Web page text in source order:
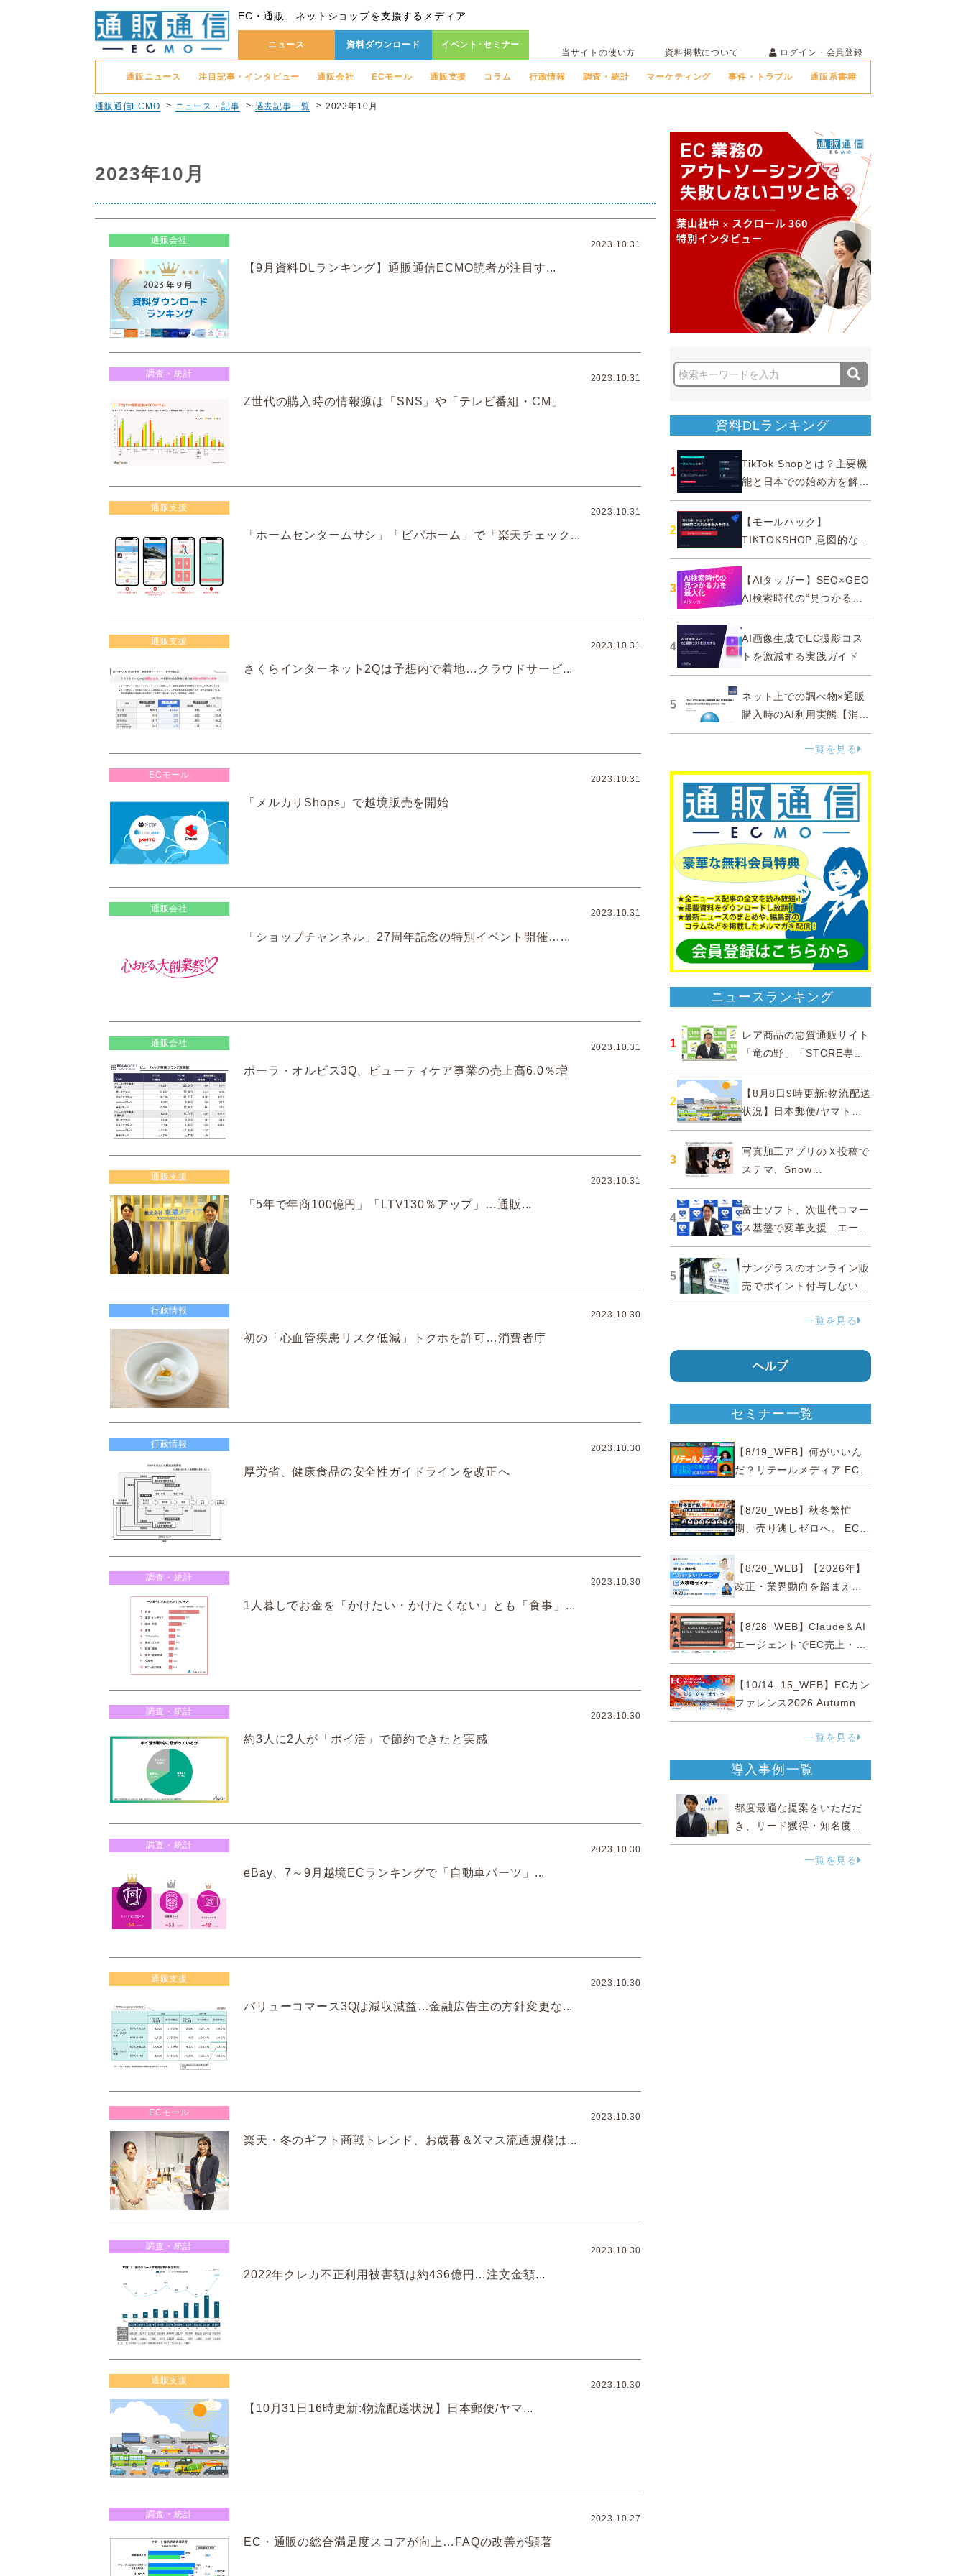
EC・通販、ネットショップを支援するメディア
ニュース 資料ダウンロード イベント･セミナー
当サイトの使い方 資料掲載について ログイン・会員登録
通販ニュース 注目記事・インタビュー 通販会社 ECモール 通販支援 コラム 行政情報 調査・統計 マーケティング 事件・トラブル 通販系書籍
通販通信ECMO ニュース・記事 過去記事一覧 2023年10月
2023年10月
通販会社 2023.10.31
【9月資料DLランキング】通販通信ECMO読者が注目す...
調査・統計 2023.10.31
Z世代の購入時の情報源は「SNS」や「テレビ番組・CM」
通販支援 2023.10.31
「ホームセンタームサシ」「ビバホーム」で「楽天チェック...
通販支援 2023.10.31
さくらインターネット2Qは予想内で着地…クラウドサービ...
ECモール 2023.10.31
「メルカリShops」で越境販売を開始
通販会社 2023.10.31
「ショップチャンネル」27周年記念の特別イベント開催…...
通販会社 2023.10.31
ポーラ・オルビス3Q、ビューティケア事業の売上高6.0％増
通販支援 2023.10.31
「5年で年商100億円」「LTV130％アップ」…通販...
行政情報 2023.10.30
初の「心血管疾患リスク低減」トクホを許可…消費者庁
行政情報 2023.10.30
厚労省、健康食品の安全性ガイドラインを改正へ
調査・統計 2023.10.30
1人暮しでお金を「かけたい・かけたくない」とも「食事」...
調査・統計 2023.10.30
約3人に2人が「ポイ活」で節約できたと実感
調査・統計 2023.10.30
eBay、7～9月越境ECランキングで「自動車パーツ」...
通販支援 2023.10.30
バリューコマース3Qは減収減益…金融広告主の方針変更な...
ECモール 2023.10.30
楽天・冬のギフト商戦トレンド、お歳暮＆Xマス流通規模は...
調査・統計 2023.10.30
2022年クレカ不正利用被害額は約436億円…注文金額...
通販支援 2023.10.30
【10月31日16時更新:物流配送状況】日本郵便/ヤマ...
調査・統計 2023.10.27
EC・通販の総合満足度スコアが向上…FAQの改善が顕著
資料DLランキング
1
TikTok Shopとは？主要機
能と日本での始め方を解説
｜公式認定パートナー
2
【モールハック】
TIKTOKSHOP 意図的なバ
ズを生む法則
3
【AIタッガー】SEO×GEO
AI検索時代の“見つかる
力”を最大化
4
AI画像生成でEC撮影コス
トを激減する実践ガイド
5
ネット上での調べ物×通販
購入時のAI利用実態【消費
者調査 2025】
一覧を見る
ニュースランキング
1
レア商品の悪質通販サイト
「竜の野」「STORE専門
ショップ」などに注意…消
費者庁
2
【8月8日9時更新:物流配送
状況】日本郵便/ヤマト運
輸/佐川急便/西濃運輸/福山
通運
3
写真加工アプリのＸ投稿で
ステマ、Snow
Corporationと日本法人に
措置命令
4
富士ソフト、次世代コマー
ス基盤で変革支援…エージ
ェンティックコマースに対
応
5
サングラスのオンライン販
売でポイント付与しないよ
う要請、ルックスオティカ
ジャパンが確約手続
一覧を見る
ヘルプ
セミナー一覧
【8/19_WEB】何がいいん
だ？リテールメディア EC・
小売の未来を変える事業戦
略【8/20_WEB】秋冬繁忙
期、売り逃しゼロへ。 EC運
営効率化と機会損失を防ぐ
『直前チェックポイント』
【8/20_WEB】【2026年】
改正・業界動向を踏まえて
事例で理解 健食・機能
性“あいまいゾーン”大攻略セ
ミナー
【8/28_WEB】Claude＆AI
エージェントでEC売上・生
産性の両方を爆上げ ～ただ
使うだけじゃない！&qu...
【10/14−15_WEB】ECカン
ファレンス2026 Autumn
一覧を見る
導入事例一覧
都度最適な提案をいただだ
き、リード獲得・知名度向
上に効果実感
一覧を見る